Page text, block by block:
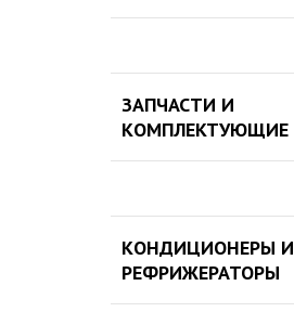
ЗАПЧАСТИ И
КОМПЛЕКТУЮЩИЕ
КОНДИЦИОНЕРЫ И
РЕФРИЖЕРАТОРЫ